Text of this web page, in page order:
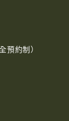
預約制）